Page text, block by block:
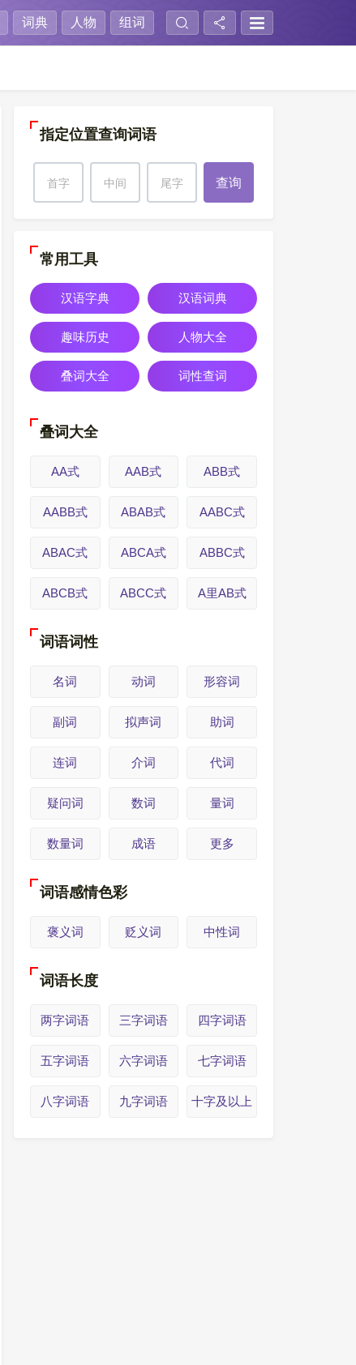
词典 人物 组词
指定位置查询词语
查询
常用工具
汉语字典 汉语词典
趣味历史 人物大全
叠词大全 词性查词
叠词大全
AA式 AAB式 ABB式
AABB式 ABAB式 AABC式
ABAC式 ABCA式 ABBC式
ABCB式 ABCC式 A里AB式
词语词性
名词 动词 形容词
副词 拟声词 助词
连词 介词 代词
疑问词 数词 量词
数量词 成语 更多
词语感情色彩
褒义词 贬义词 中性词
词语长度
两字词语 三字词语 四字词语
五字词语 六字词语 七字词语
八字词语 九字词语 十字及以上